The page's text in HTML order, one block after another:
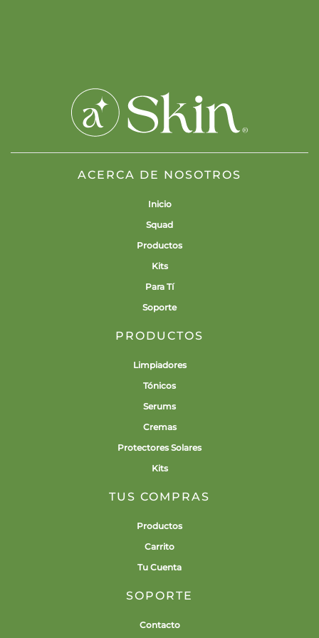
ACERCA DE NOSOTROS
Inicio
Squad
Productos
Kits
Para Tí
Soporte
PRODUCTOS
Limpiadores
Tónicos
Serums
Cremas
Protectores Solares
Kits
TUS COMPRAS
Productos
Carrito
Tu Cuenta
SOPORTE
Contacto